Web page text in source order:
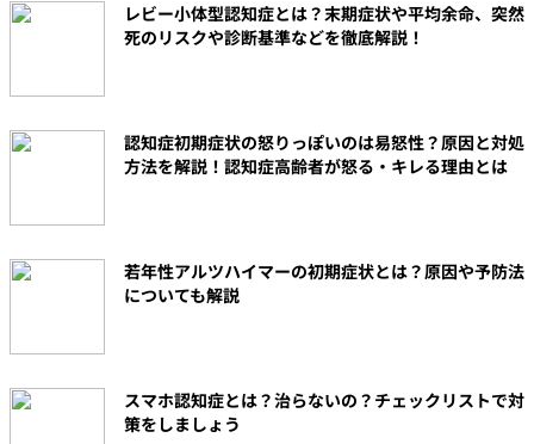
レビー小体型認知症とは？末期症状や平均余命、突然
死のリスクや診断基準などを徹底解説！
認知症初期症状の怒りっぽいのは易怒性？原因と対処
方法を解説！認知症高齢者が怒る・キレる理由とは
若年性アルツハイマーの初期症状とは？原因や予防法
についても解説
スマホ認知症とは？治らないの？チェックリストで対
策をしましょう